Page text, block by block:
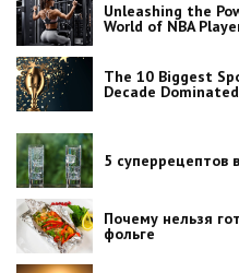
Unleashing the
World of NBA
The 10 Biggest
Decade
5 суперрецептов
Почему нельзя
фольге